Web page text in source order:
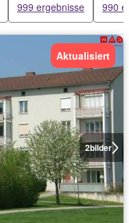
999 ergebnisse 990
2bilder
Aktualisiert